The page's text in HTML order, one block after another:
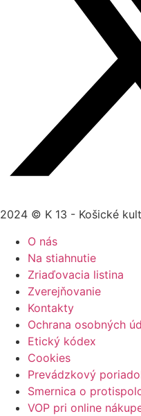
2024 © K 13 - Košické
O nás
Na stiahnutie
Zriaďovacia listina
Zverejňovanie
Kontakty
Ochrana osobných
Etický kódex
Cookies
Prevádzkový
Smernica o
VOP pri online